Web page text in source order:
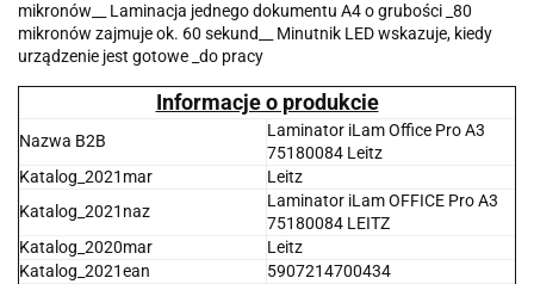
mikronów__ Laminacja jednego dokumentu A4 o grubości _80
mikronów zajmuje ok. 60 sekund__ Minutnik LED wskazuje, kiedy
urządzenie jest gotowe _do pracy
Informacje o produkcie
Nazwa B2B
Laminator iLam Office Pro A3
75180084 Leitz
Katalog_2021mar
Leitz
Katalog_2021naz
Laminator iLam OFFICE Pro A3
75180084 LEITZ
Katalog_2020mar
Leitz
Katalog_2021ean
5907214700434